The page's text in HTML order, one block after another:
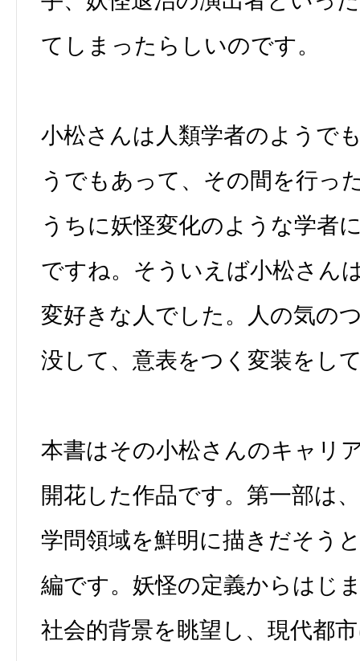
てしまったらしいのです。
小松さんは人類学者のようで
うでもあって、その間を行っ
うちに妖怪変化のような学者
ですね。そういえば小松さん
変好きな人でした。人の気の
没して、意表をつく変装をし
本書はその小松さんのキャリ
開花した作品です。第一部は
学問領域を鮮明に描きだそう
編です。妖怪の定義からはじ
社会的背景を眺望し、現代都